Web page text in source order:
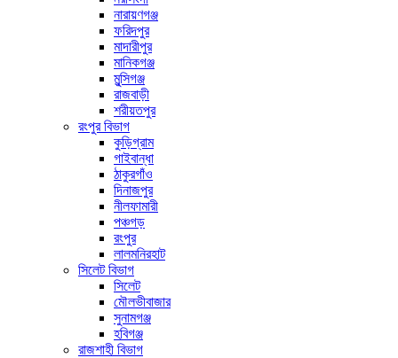
নারায়ণগঞ্জ
ফরিদপুর
মাদারীপুর
মানিকগঞ্জ
মুন্সিগঞ্জ
রাজবাড়ী
শরীয়তপুর
রংপুর বিভাগ
কুড়িগ্রাম
গাইবান্ধা
ঠাকুরগাঁও
দিনাজপুর
নীলফামারী
পঞ্চগড়
রংপুর
লালমনিরহাট
সিলেট বিভাগ
সিলেট
মৌলভীবাজার
সুনামগঞ্জ
হবিগঞ্জ
রাজশাহী বিভাগ